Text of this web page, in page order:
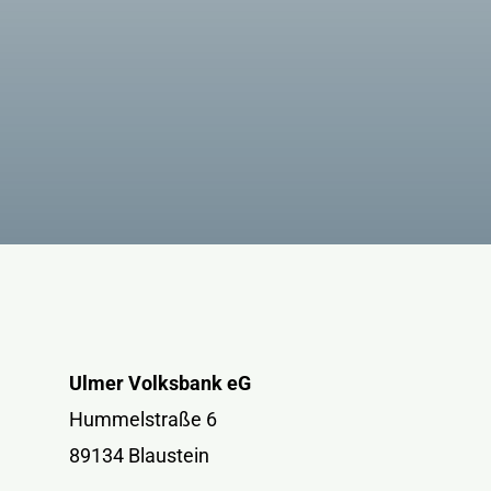
Ulmer Volksbank eG
Hummelstraße 6
89134 Blaustein